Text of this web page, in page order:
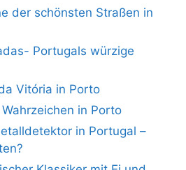
der schönsten Straßen in
Portugals würzige
Vitória in Porto
in Porto
in Portugal –